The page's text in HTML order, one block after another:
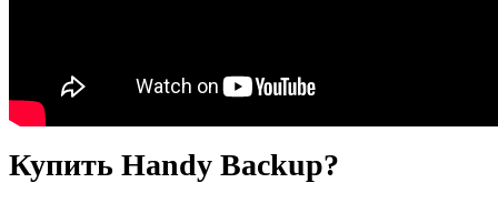
Купить Handy Backup?